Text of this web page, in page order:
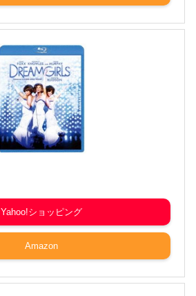
Yahoo!ショッピング
Amazon